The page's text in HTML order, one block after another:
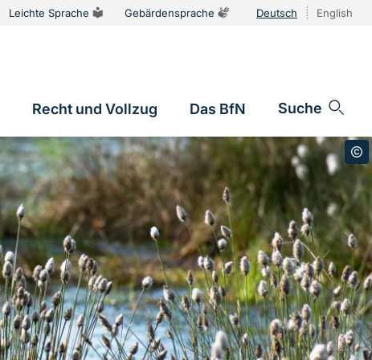
Leichte Sprache Gebärdensprache Deutsch English
Recht und Vollzug Das BfN Suche